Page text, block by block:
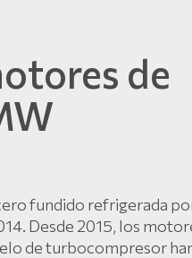
de
fundido refrigerada
Desde 2015, los
de turbocompresor